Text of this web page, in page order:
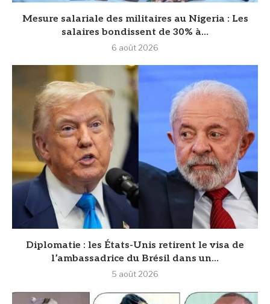
Mesure salariale des militaires au Nigeria : Les
salaires bondissent de 30% à...
6 août 2026
Diplomatie : les États-Unis retirent le visa de
l’ambassadrice du Brésil dans un...
5 août 2026